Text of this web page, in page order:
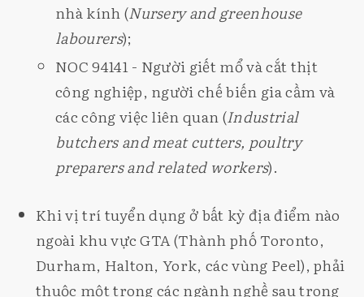
nhà kính (Nursery and greenhouse
labourers);
NOC 94141 - Người giết mổ và cắt thịt
công nghiệp, người chế biến gia cầm và
các công việc liên quan (Industrial
butchers and meat cutters, poultry
preparers and related workers).
Khi vị trí tuyển dụng ở bất kỳ địa điểm nào
ngoài khu vực GTA (Thành phố Toronto,
Durham, Halton, York, các vùng Peel), phải
thuộc một trong các ngành nghề sau trong